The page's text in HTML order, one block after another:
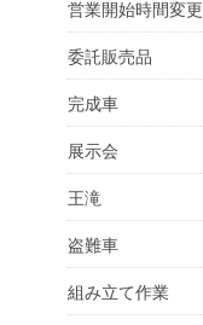
営業開始時間変更
委託販売品
完成車
展示会
王滝
盗難車
組み立て作業